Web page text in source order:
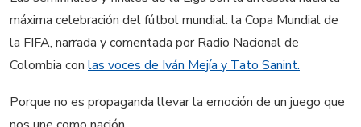
máxima celebración del fútbol mundial: la Copa Mundial de
la FIFA, narrada y comentada por Radio Nacional de
Colombia con las voces de Iván Mejía y Tato Sanint.
Porque no es propaganda llevar la emoción de un juego que